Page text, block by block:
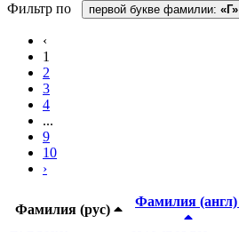
Фильтр по
первой букве фамилии: «Г»
‹
1
2
3
4
...
9
10
›
Фамилия (рус)
Фамилия (англ)